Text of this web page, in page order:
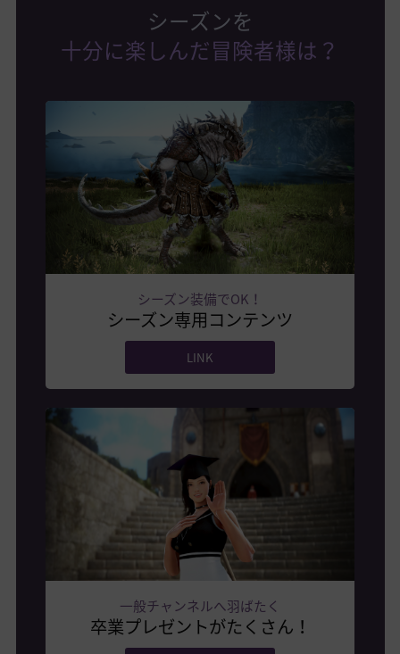
シーズンを
十分に楽しんだ冒険者様は？
シーズン装備でOK！
シーズン専用コンテンツ
LINK
一般チャンネルへ羽ばたく
卒業プレゼントがたくさん！